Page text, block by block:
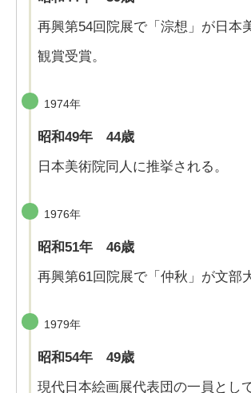
再興第54回院展で「淙想」が日本
観賞受賞。
1974年
昭和49年 44歳
日本美術院同人に推挙される。
1976年
昭和51年 46歳
再興第61回院展で「仲秋」が文部
1979年
昭和54年 49歳
現代日本絵画展代表団の一員とし